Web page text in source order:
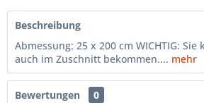
Beschreibung
Abmessung: 25 x 200 cm WICHTIG:
auch im Zuschnitt bekommen.... mehr
Bewertungen
0